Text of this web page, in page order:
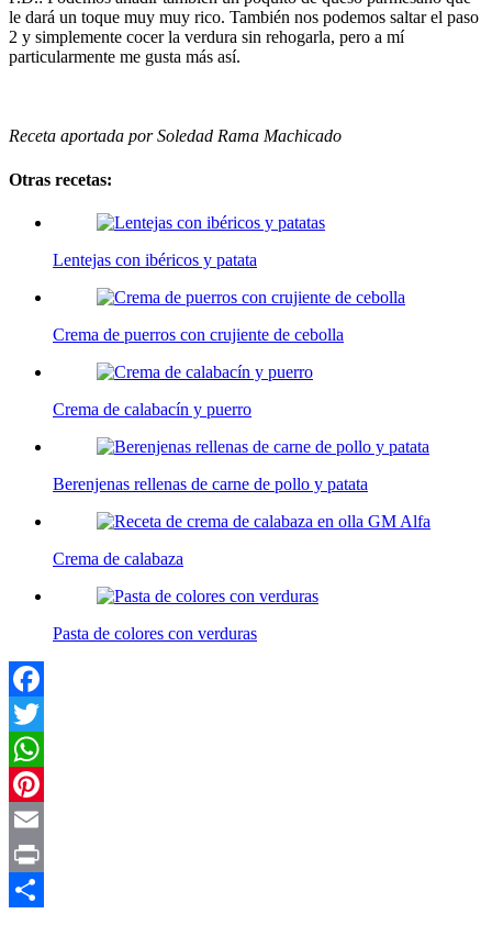
le dará un toque muy muy rico. También nos podemos saltar el paso
2 y simplemente cocer la verdura sin rehogarla, pero a mí
particularmente me gusta más así.
Receta aportada por Soledad Rama Machicado
Otras recetas:
Lentejas con ibéricos y patata
Crema de puerros con crujiente de cebolla
Crema de calabacín y puerro
Berenjenas rellenas de carne de pollo y patata
Crema de calabaza
Pasta de colores con verduras
Facebook
Twitter
WhatsApp
Pinterest
Email
Print